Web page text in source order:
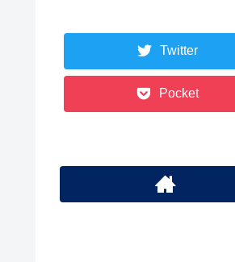
Twitter
Pocket